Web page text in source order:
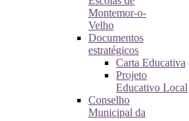
Montemor-o-
Velho
Documentos
estratégicos
Carta Educativa
Projeto
Educativo Local
Conselho
Municipal da